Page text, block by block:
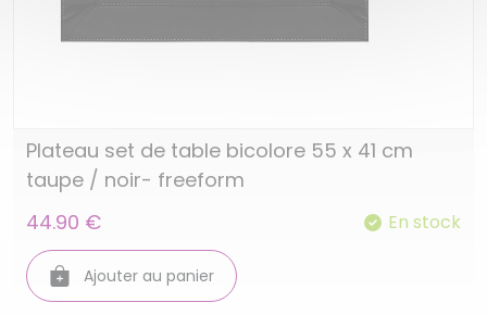
Plateau set de table bicolore 55 x 41 cm
taupe / noir- freeform
44.90 €
En stock
Ajouter au panier